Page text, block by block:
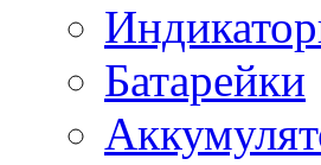
Батарейки